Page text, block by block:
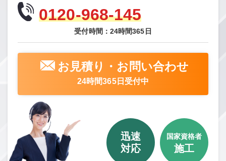
0120-968-145
受付時間：24時間365日
お見積り・お問い合わせ
24時間365日受付中
迅速
対応
国家資格者
施工